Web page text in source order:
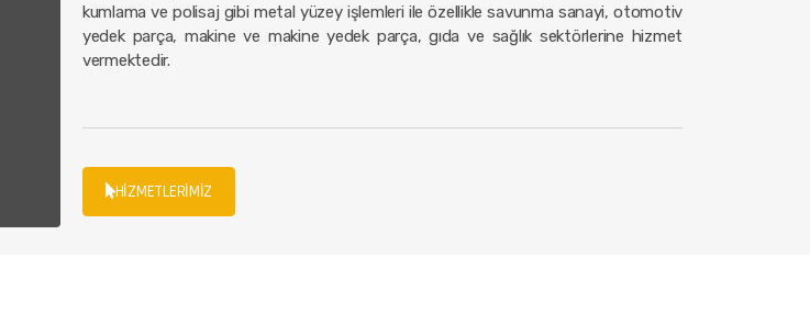
kumlama ve polisaj gibi metal yüzey işlemleri ile özellikle savunma sanayi, otomotiv
yedek parça, makine ve makine yedek parça, gıda ve sağlık sektörlerine hizmet
vermektedir.
HİZMETLERİMİZ